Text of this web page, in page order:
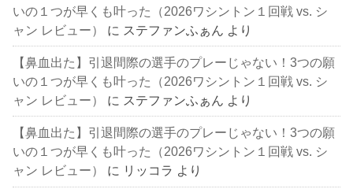
いの１つが早くも叶った（2026ワシントン１回戦 vs. シ
ャン レビュー）
に ステファンふぁん より
【鼻血出た】引退間際の選手のプレーじゃない！3つの願
いの１つが早くも叶った（2026ワシントン１回戦 vs. シ
ャン レビュー）
に ステファンふぁん より
【鼻血出た】引退間際の選手のプレーじゃない！3つの願
いの１つが早くも叶った（2026ワシントン１回戦 vs. シ
ャン レビュー）
に リッコラ より